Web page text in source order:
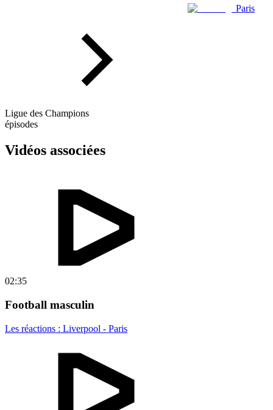
Paris
Ligue des Champions
épisodes
Vidéos associées
02:35
Football masculin
Les réactions : Liverpool - Paris